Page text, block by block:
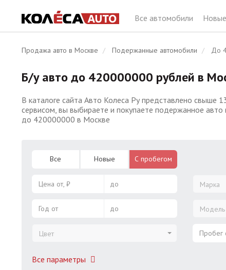
Все автомобили Новые
Продажа авто в Москве Подержанные автомобили До
Б/у авто до 420000000 рублей в
В каталоге сайта Авто Колеса Ру представлено свыше
сервисом, вы выбираете и покупаете подержанное
до 420000000 в Москве
Все Новые С пробегом
Цена от, ₽ до
Год от до
Цвет
Все параметры
Марка
Модель
Пробег